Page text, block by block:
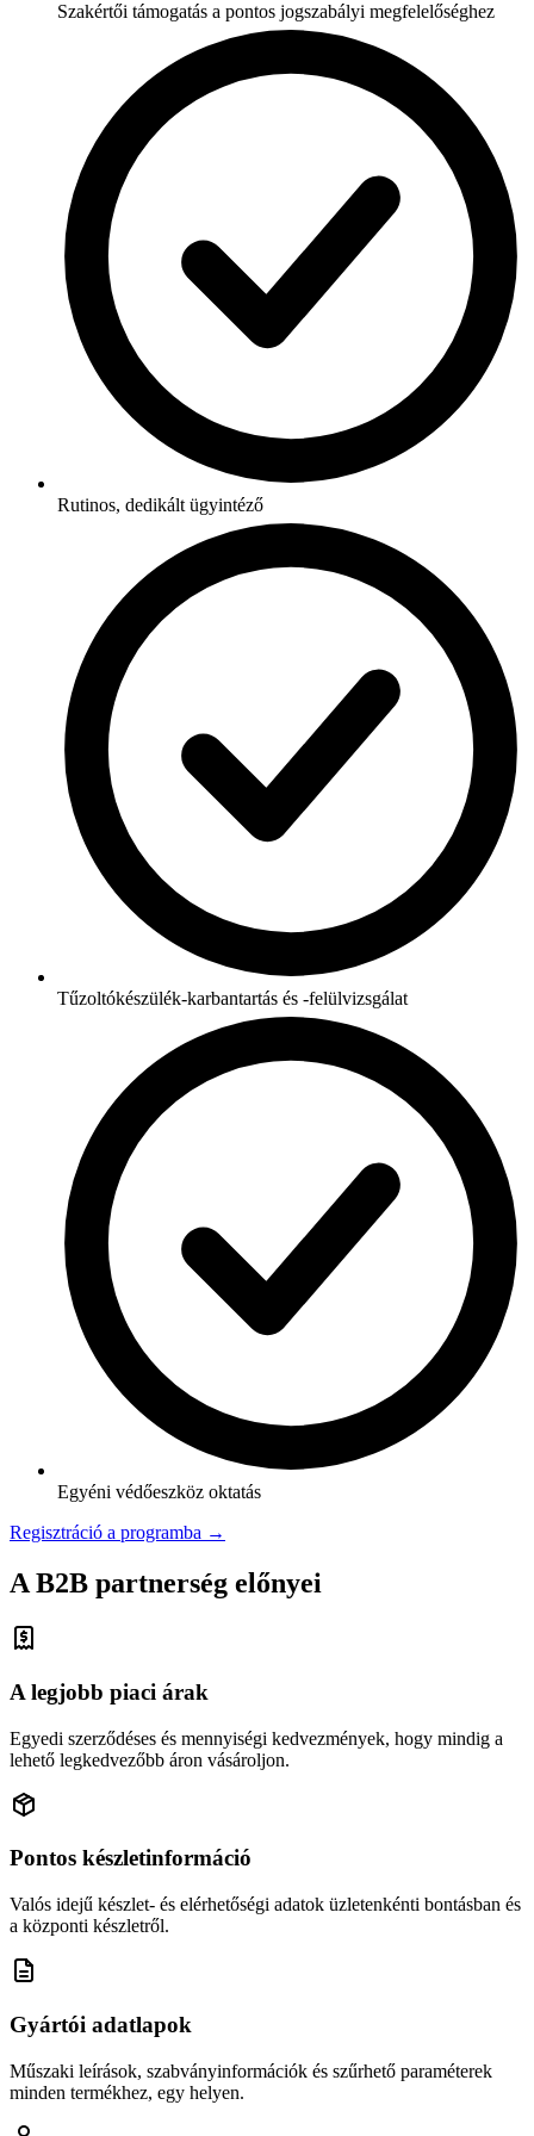
Szakértői támogatás a pontos jogszabályi megfelelőséghez
Rutinos, dedikált ügyintéző
Tűzoltókészülék-karbantartás és -felülvizsgálat
Egyéni védőeszköz oktatás
Regisztráció a programba →
A B2B partnerség előnyei
A legjobb piaci árak
Egyedi szerződéses és mennyiségi kedvezmények, hogy mindig a
lehető legkedvezőbb áron vásároljon.
Pontos készletinformáció
Valós idejű készlet- és elérhetőségi adatok üzletenkénti bontásban és
a központi készletről.
Gyártói adatlapok
Műszaki leírások, szabványinformációk és szűrhető paraméterek
minden termékhez, egy helyen.